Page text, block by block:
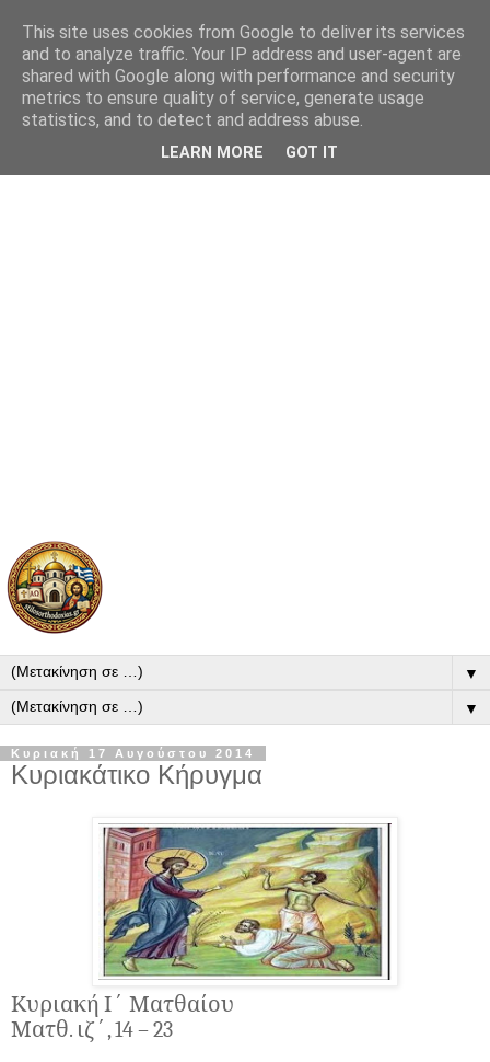
▼
▼
Κυριακή 17 Αυγούστου 2014
Κυριακάτικο Κήρυγμα
Κυριακή Ι΄ Ματθαίου
Ματθ. ιζ΄, 14 – 23
This site uses cookies from Google to deliver its services
and to analyze traffic. Your IP address and user-agent are
shared with Google along with performance and security
metrics to ensure quality of service, generate usage
statistics, and to detect and address abuse.
LEARN MORE GOT IT